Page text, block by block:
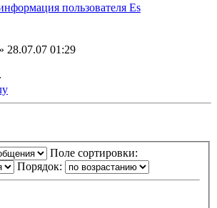
пользователя Es
» 28.07.07 01:29
Поле сортировки:
Порядок: